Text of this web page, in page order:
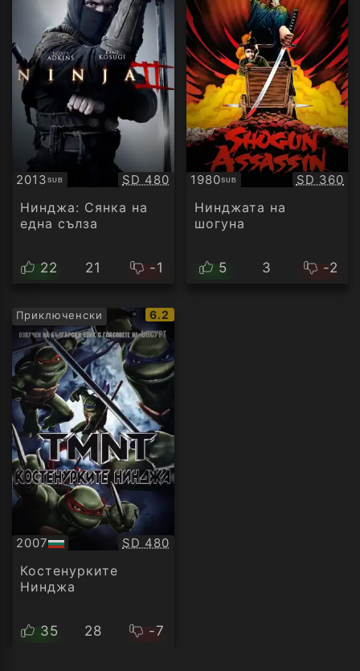
2013SUB
Субтитри Качество:
SD 480
Нинджа: Сянка на
една сълза
22 21 -1
1980SUB
Субтитри SD 360
Нинджата на
шогуна
5 3 -2
Приключенски
IMDb
рейтинг:
6.2
2007
БГ
аудио
Качество:
SD 480
Костенурките
Нинджа
35 28 -7